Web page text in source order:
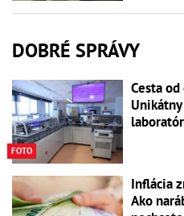
DOBRÉ SPRÁVY
FOTO
Cesta
Inflácia
Ako